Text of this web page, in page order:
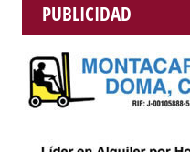
PUBLICIDAD